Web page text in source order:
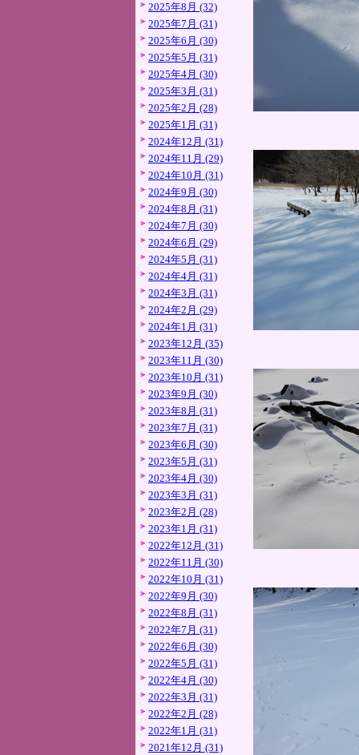
2025年8月 (32)
2025年7月 (31)
2025年6月 (30)
2025年5月 (31)
2025年4月 (30)
2025年3月 (31)
2025年2月 (28)
2025年1月 (31)
2024年12月 (31)
2024年11月 (29)
2024年10月 (31)
2024年9月 (30)
2024年8月 (31)
2024年7月 (30)
2024年6月 (29)
2024年5月 (31)
2024年4月 (31)
2024年3月 (31)
2024年2月 (29)
2024年1月 (31)
2023年12月 (35)
2023年11月 (30)
2023年10月 (31)
2023年9月 (30)
2023年8月 (31)
2023年7月 (31)
2023年6月 (30)
2023年5月 (31)
2023年4月 (30)
2023年3月 (31)
2023年2月 (28)
2023年1月 (31)
2022年12月 (31)
2022年11月 (30)
2022年10月 (31)
2022年9月 (30)
2022年8月 (31)
2022年7月 (31)
2022年6月 (30)
2022年5月 (31)
2022年4月 (30)
2022年3月 (31)
2022年2月 (28)
2022年1月 (31)
2021年12月 (31)